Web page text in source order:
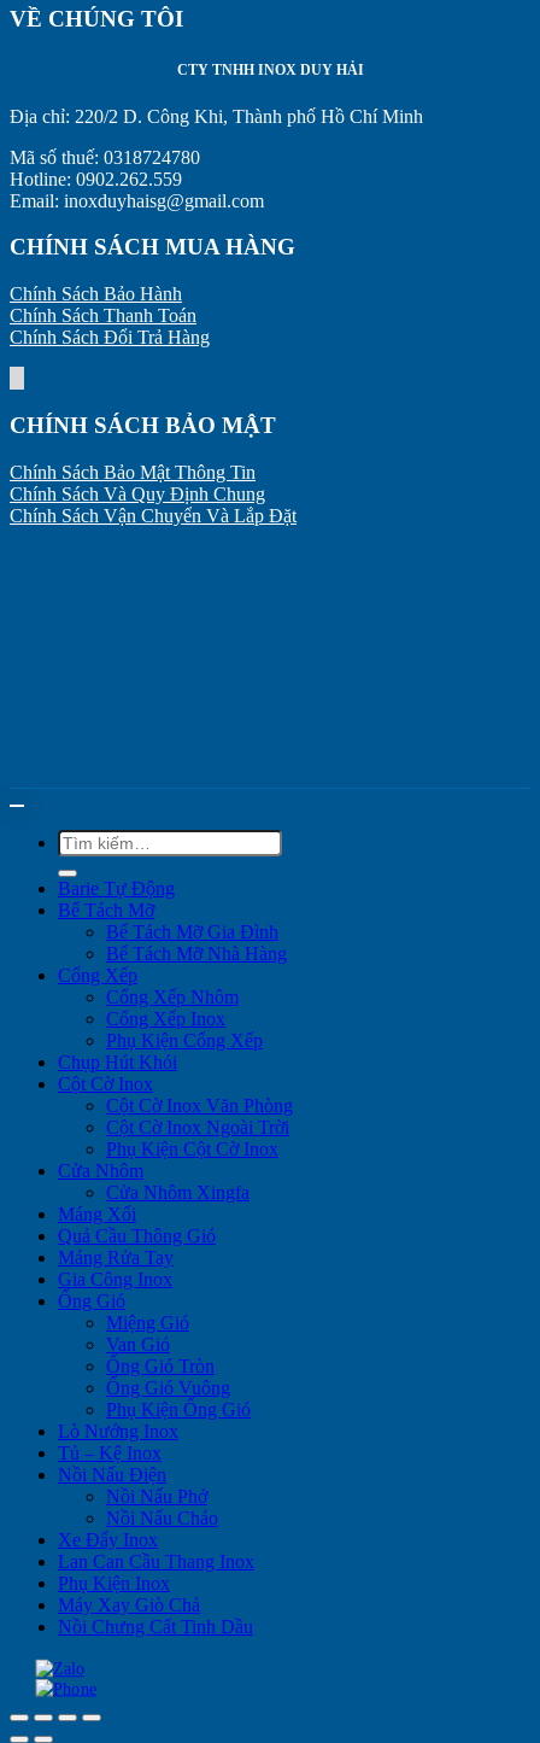
VỀ CHÚNG TÔI
CTY TNHH INOX DUY HẢI
Địa chỉ: 220/2 D. Công Khi, Thành phố Hồ Chí Minh
Mã số thuế: 0318724780
Hotline: 0902.262.559
Email: inoxduyhaisg@gmail.com
CHÍNH SÁCH MUA HÀNG
Chính Sách Bảo Hành
Chính Sách Thanh Toán
Chính Sách Đổi Trả Hàng
CHÍNH SÁCH BẢO MẬT
Chính Sách Bảo Mật Thông Tin
Chính Sách Và Quy Định Chung
Chính Sách Vận Chuyển Và Lắp Đặt
Tìm
kiếm:
Barie Tự Động
Bể Tách Mỡ
Bể Tách Mỡ Gia Đình
Bể Tách Mỡ Nhà Hàng
Cổng Xếp
Cổng Xếp Nhôm
Cổng Xếp Inox
Phụ Kiện Cổng Xếp
Chụp Hút Khói
Cột Cờ Inox
Cột Cờ Inox Văn Phòng
Cột Cờ Inox Ngoài Trời
Phụ Kiện Cột Cờ Inox
Cửa Nhôm
Cửa Nhôm Xingfa
Máng Xối
Quả Cầu Thông Gió
Máng Rửa Tay
Gia Công Inox
Ống Gió
Miệng Gió
Van Gió
Ống Gió Tròn
Ống Gió Vuông
Phụ Kiện Ống Gió
Lò Nướng Inox
Tủ – Kệ Inox
Nồi Nấu Điện
Nồi Nấu Phở
Nồi Nấu Cháo
Xe Đẩy Inox
Lan Can Cầu Thang Inox
Phụ Kiện Inox
Máy Xay Giò Chả
Nồi Chưng Cất Tinh Dầu